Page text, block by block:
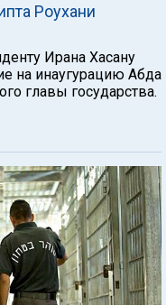
Роухани
Ирана Хасану
на инаугурацию Абда
главы государства.